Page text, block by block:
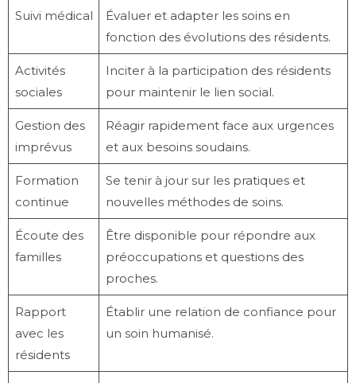
Suivi médical
Évaluer et adapter les soins en
fonction des évolutions des résidents.
Activités
sociales
Inciter à la participation des résidents
pour maintenir le lien social.
Gestion des
imprévus
Réagir rapidement face aux urgences
et aux besoins soudains.
Formation
continue
Se tenir à jour sur les pratiques et
nouvelles méthodes de soins.
Écoute des
familles
Être disponible pour répondre aux
préoccupations et questions des
proches.
Rapport
avec les
résidents
Établir une relation de confiance pour
un soin humanisé.